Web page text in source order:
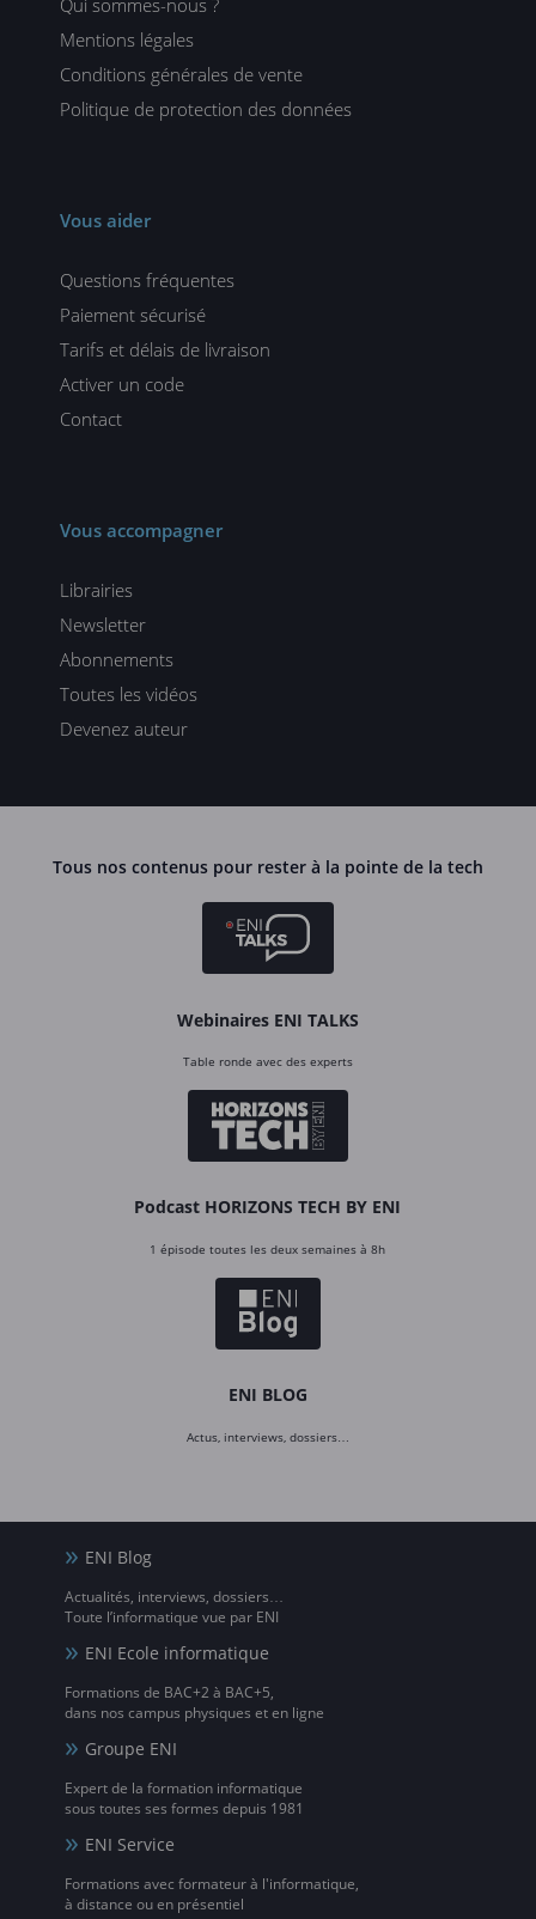
Mentions légales
Conditions générales de vente
Politique de protection des données
Vous aider
Questions fréquentes
Paiement sécurisé
Tarifs et délais de livraison
Activer un code
Contact
Vous accompagner
Librairies
Newsletter
Abonnements
Toutes les vidéos
Devenez auteur
Tous nos contenus pour rester à la pointe de la tech
Webinaires ENI TALKS
Table ronde avec des experts
Podcast HORIZONS TECH BY ENI
1 épisode toutes les deux semaines à 8h
ENI BLOG
Actus, interviews, dossiers…
ENI Blog
Actualités, interviews, dossiers…
Toute l’informatique vue par ENI
ENI Ecole informatique
Formations de BAC+2 à BAC+5,
dans nos campus physiques et en ligne
Groupe ENI
Expert de la formation informatique
sous toutes ses formes depuis 1981
ENI Service
Formations avec formateur à l'informatique,
à distance ou en présentiel